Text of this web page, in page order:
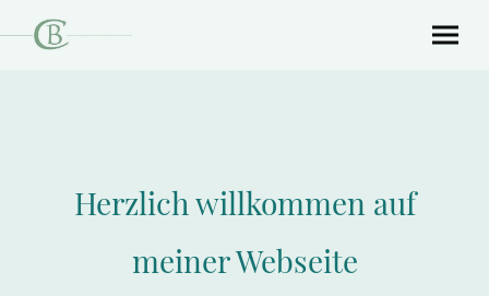
Herzlich willkommen auf
meiner Webseite